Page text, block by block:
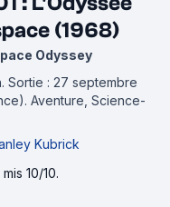
(1968)
Odyssey
. Sortie : 27 septembre
Aventure, Science-
Kubrick
mis 10/10.